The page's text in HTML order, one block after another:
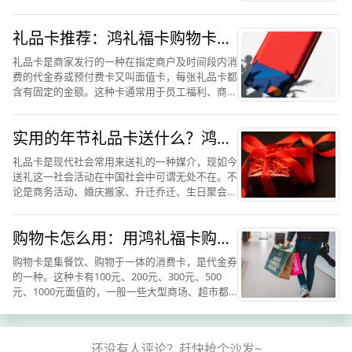
的场所或者平台购买一...
礼品卡推荐：鸿礼福卡购物卡送
礼怎么样
礼品卡是商家发行的一种在指定商户及时间段内消
费的代金券或预付费卡又叫面值卡，每张礼品卡都
含有固定的金额。这种卡通常用于员工福利、商务
自选兑换自己喜欢的礼...
实用的年节礼品卡送什么？鸿礼
福卡数字礼卡怎么样
礼品卡是现代社会常用来送礼的一种媒介，现如今
送礼这一社会活动在中国社会中可谓无处不在。不
论是商务活动、婚庆搬家、升迁乔迁、生日聚会，
繁荣，消费主义占据了...
购物卡怎么用：用鸿礼福卡购物
卡为例操作使用
购物卡是集餐饮、购物于一体的消费卡，是代金券
的一种。这种卡有100元、200元、300元、500
元、1000元面值的，一般一些大型商场、超市都